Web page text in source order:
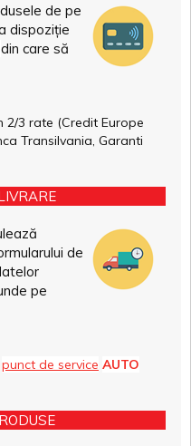
de pe
dispoziție
din care să
2/3 rate (Credit Europe
Transilvania, Garanti
de
pe
punct de service AUTO